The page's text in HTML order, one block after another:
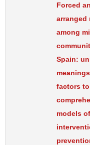
Forced
arranged
among
Spain:
factors
models of